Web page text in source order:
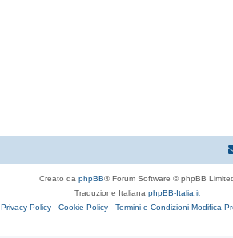
Creato da phpBB® Forum Software © phpBB
Traduzione Italiana phpBB-Italia.it
Privacy Policy - Cookie Policy - Termini e Condizioni Modifica